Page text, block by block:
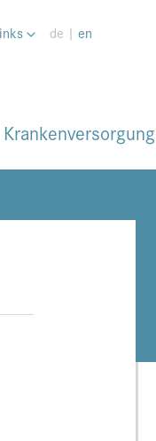
de | en
Krankenversorgung